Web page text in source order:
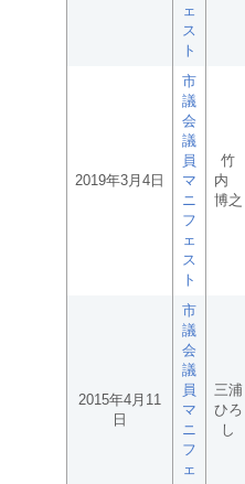
ェ
ス
ト
2019年3月4日
市
議
会
議
員
マ
ニ
フ
ェ
ス
ト
竹
内
博之
2015年4月11
日
市
議
会
議
員
マ
ニ
フ
ェ
三浦
ひろ
し